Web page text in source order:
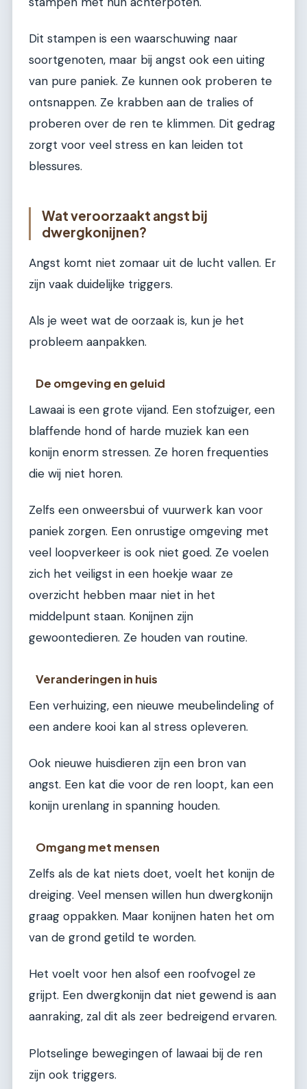
Dit stampen is een waarschuwing naar
soortgenoten, maar bij angst ook een uiting
van pure paniek. Ze kunnen ook proberen te
ontsnappen. Ze krabben aan de tralies of
proberen over de ren te klimmen. Dit gedrag
zorgt voor veel stress en kan leiden tot
blessures.
Wat veroorzaakt angst bij
dwergkonijnen?
Angst komt niet zomaar uit de lucht vallen. Er
zijn vaak duidelijke triggers.
Als je weet wat de oorzaak is, kun je het
probleem aanpakken.
De omgeving en geluid
Lawaai is een grote vijand. Een stofzuiger, een
blaffende hond of harde muziek kan een
konijn enorm stressen. Ze horen frequenties
die wij niet horen.
Zelfs een onweersbui of vuurwerk kan voor
paniek zorgen. Een onrustige omgeving met
veel loopverkeer is ook niet goed. Ze voelen
zich het veiligst in een hoekje waar ze
overzicht hebben maar niet in het
middelpunt staan. Konijnen zijn
gewoontedieren. Ze houden van routine.
Veranderingen in huis
Een verhuizing, een nieuwe meubelindeling of
een andere kooi kan al stress opleveren.
Ook nieuwe huisdieren zijn een bron van
angst. Een kat die voor de ren loopt, kan een
konijn urenlang in spanning houden.
Omgang met mensen
Zelfs als de kat niets doet, voelt het konijn de
dreiging. Veel mensen willen hun dwergkonijn
graag oppakken. Maar konijnen haten het om
van de grond getild te worden.
Het voelt voor hen alsof een roofvogel ze
grijpt. Een dwergkonijn dat niet gewend is aan
aanraking, zal dit als zeer bedreigend ervaren.
Plotselinge bewegingen of lawaai bij de ren
zijn ook triggers.